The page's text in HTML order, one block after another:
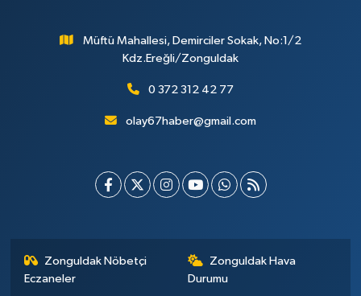
Müftü Mahallesi, Demirciler Sokak, No:1/2
Kdz.Ereğli/Zonguldak
0 372 312 42 77
olay67haber@gmail.com
Zonguldak Nöbetçi
Eczaneler
Zonguldak Hava
Durumu